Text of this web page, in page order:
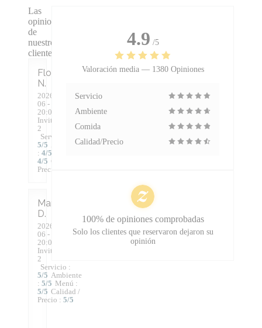
Las
opiniones
de
nuestros
clientes
Florence
N
2026-08-
06 -
20:00 -
Invitados
2
Servicio
5/5 Ambiente
: 4/5
4/5 Calidad /
Precio
Mark
D
2026-08-
06 -
20:00 -
Invitados
2
Servicio :
5/5 Ambiente
: 5/5 Menú :
5/5 Calidad /
Precio : 5/5
4.9 /5
Valoración media — 1380 Opiniones
Servicio
Ambiente
Comida
Calidad/Precio
100% de opiniones comprobadas
Solo los clientes que reservaron dejaron su
opinión